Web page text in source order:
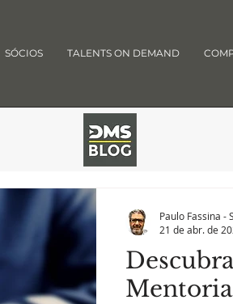
SÓCIOS TALENTS ON DEMAND
Paulo Fassina -
21 de abr. de